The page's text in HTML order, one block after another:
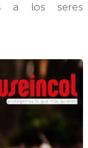
a los seres